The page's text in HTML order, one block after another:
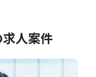
人案件